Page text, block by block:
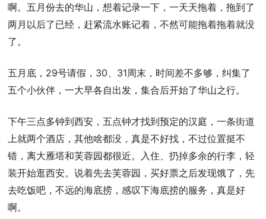
啊。五月份去的华山，想着记录一下，一天天拖着，拖到了
两月以后了已经，赶紧流水账记着，不然可能拖着拖着就没
了。
五月底，29号请假，30、31周末，时间差不多够，纠集了
五个小伙伴，一大早各自出发，集合后开始了华山之行。
下午三点多钟到西安，五点钟才找到预定的汉庭，一条街道
上就两个酒店，其他啥都没，真是不好找，不过位置挺不
错，离大雁塔和芙蓉园都很近。入住、扔掉多余的行李，轻
装开始逛西安。说着先去芙蓉园，买好票之后发现饿了，先
去吃饭吧，不远的海底捞，感叹下海底捞的服务，真是好
啊。